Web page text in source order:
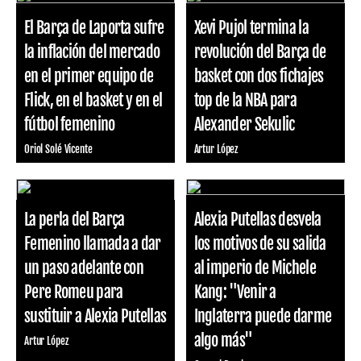
El Barça de Laporta sufre
la inflación del mercado
en el primer equipo de
Flick, en el basket y en el
fútbol femenino
Oriol Solé Vicente
Xevi Pujol termina la
revolución del Barça de
basket con dos fichajes
top de la NBA para
Alexander Sekulic
Artur López
La perla del Barça
Femenino llamada a dar
un paso adelante con
Pere Romeu para
sustituir a Alexia Putellas
Artur López
Alexia Putellas desvela
los motivos de su salida
al imperio de Michele
Kang: "Venir a
Inglaterra puede darme
algo más"